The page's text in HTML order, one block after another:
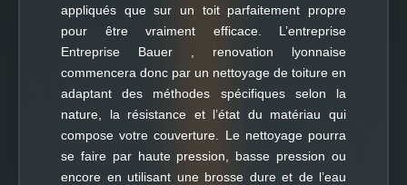
appliqués que sur un toit parfaitement propre
pour être vraiment efficace. L’entreprise
Entreprise Bauer , renovation lyonnaise
commencera donc par un nettoyage de toiture en
adaptant des méthodes spécifiques selon la
nature, la résistance et l’état du matériau qui
compose votre couverture. Le nettoyage pourra
se faire par haute pression, basse pression ou
encore en utilisant une brosse dure et de l’eau